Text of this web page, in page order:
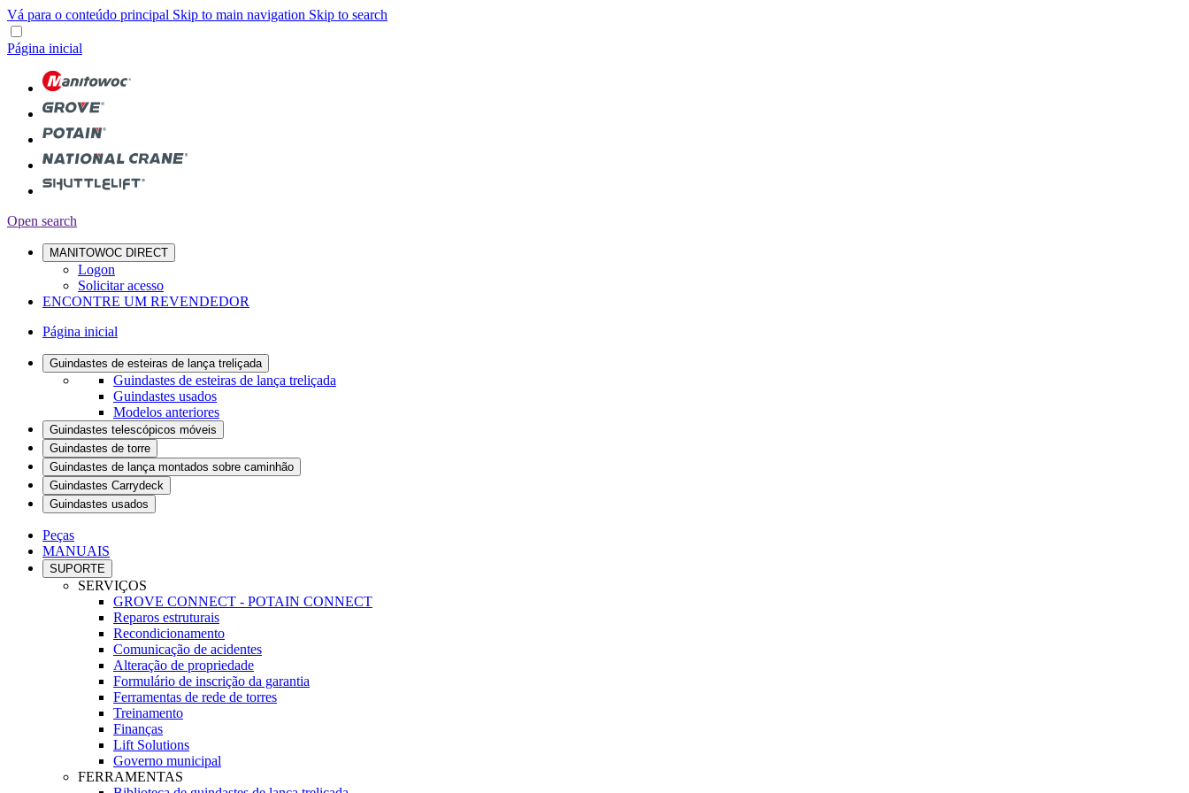
Vá para o conteúdo principal Skip to main navigation Skip to search
Página inicial
Open search
MANITOWOC DIRECT
Logon
Solicitar acesso
ENCONTRE UM REVENDEDOR
Página inicial
Guindastes de esteiras de lança treliçada
Guindastes de esteiras de lança treliçada
Guindastes usados
Modelos anteriores
Guindastes telescópicos móveis
Guindastes de torre
Guindastes de lança montados sobre caminhão
Guindastes Carrydeck
Guindastes usados
Peças
MANUAIS
SUPORTE
SERVIÇOS
GROVE CONNECT - POTAIN CONNECT
Reparos estruturais
Recondicionamento
Comunicação de acidentes
Alteração de propriedade
Formulário de inscrição da garantia
Ferramentas de rede de torres
Treinamento
Finanças
Lift Solutions
Governo municipal
FERRAMENTAS